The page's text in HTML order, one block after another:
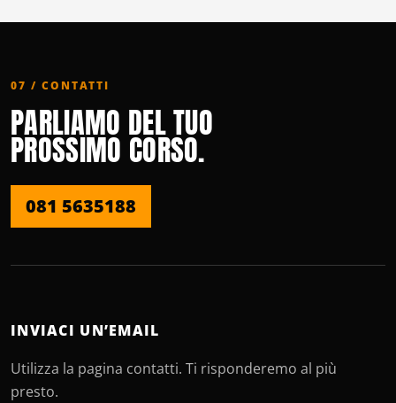
07 / CONTATTI
PARLIAMO DEL TUO
PROSSIMO CORSO.
081 5635188
INVIACI UN’EMAIL
Utilizza la pagina contatti. Ti risponderemo al più
presto.